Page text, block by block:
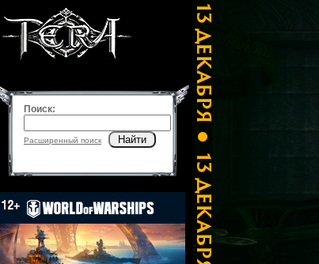
Поиск:
Расширенный поиск Найти